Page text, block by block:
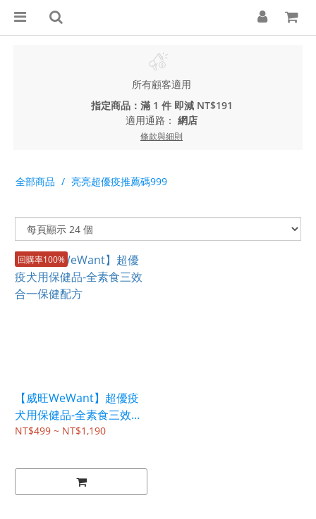
所有顧客適用
指定商品：滿 1 件 即減 NT$191
適用通路： 網店
條款與細則
全部商品 亮亮超優疫推薦碼999
回購率100%
【威旺WeWant】超優疫
犬用保健品-全素食三效...
NT$499 ~ NT$1,190